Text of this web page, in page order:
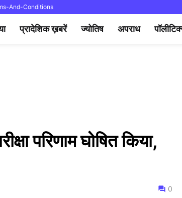
And-Conditions
प्रादेशिक ख़बरें ज्योतिष अपराध
परिणाम घोषित किया,
0